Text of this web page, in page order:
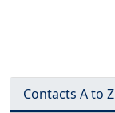
Contacts A to Z